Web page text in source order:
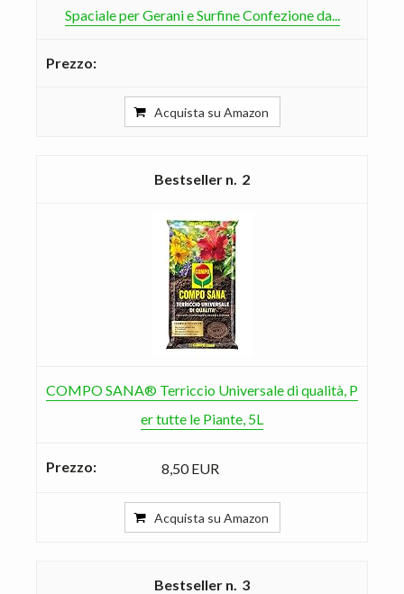
Spaciale per Gerani e Surfine Confezione da...
Acquista su Amazon
2
COMPO SANA® Terriccio Universale di qualità, P
er tutte le Piante, 5L
8,50 EUR
Acquista su Amazon
3